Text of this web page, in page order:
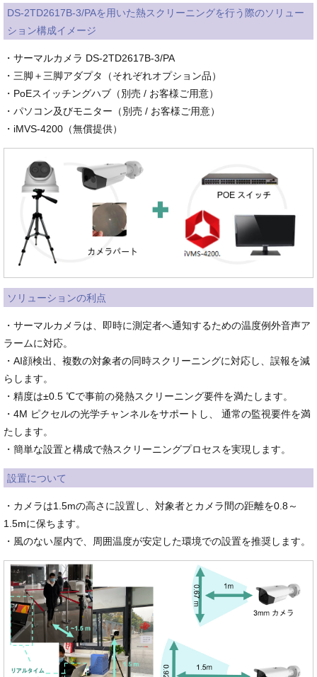
DS-2TD2617B-3/PAを用いた熱スクリーニングを行う際のソリュー
ション構成イメージ
・サーマルカメラ DS-2TD2617B-3/PA
・三脚＋三脚アダプタ（それぞれオプション品）
・PoEスイッチングハブ（別売 / お客様ご用意）
・パソコン及びモニター（別売 / お客様ご用意）
・iMVS-4200（無償提供）
ソリューションの利点
・サーマルカメラは、即時に測定者へ通知するための温度例外音声ア
ラームに対応。
・AI顔検出、複数の対象者の同時スクリーニングに対応し、誤報を減
らします。
・精度は±0.5 ℃で事前の発熱スクリーニング要件を満たします。
・4M ピクセルの光学チャンネルをサポートし、 通常の監視要件を満
たします。
・簡単な設置と構成で熱スクリーニングプロセスを実現します。
設置について
・カメラは1.5mの高さに設置し、対象者とカメラ間の距離を0.8～
1.5mに保ちます。
・風のない屋内で、周囲温度が安定した環境での設置を推奨します。